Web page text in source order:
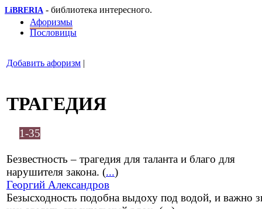
LiBRERIA - библиотека интересного.
Афоризмы
Пословицы
Добавить афоризм |
ТРАГЕДИЯ
1-35
Безвестность – трагедия для таланта и благо для
нарушителя закона. (...)
Георгий Александров
Безысходность подобна выдоху под водой, и важно